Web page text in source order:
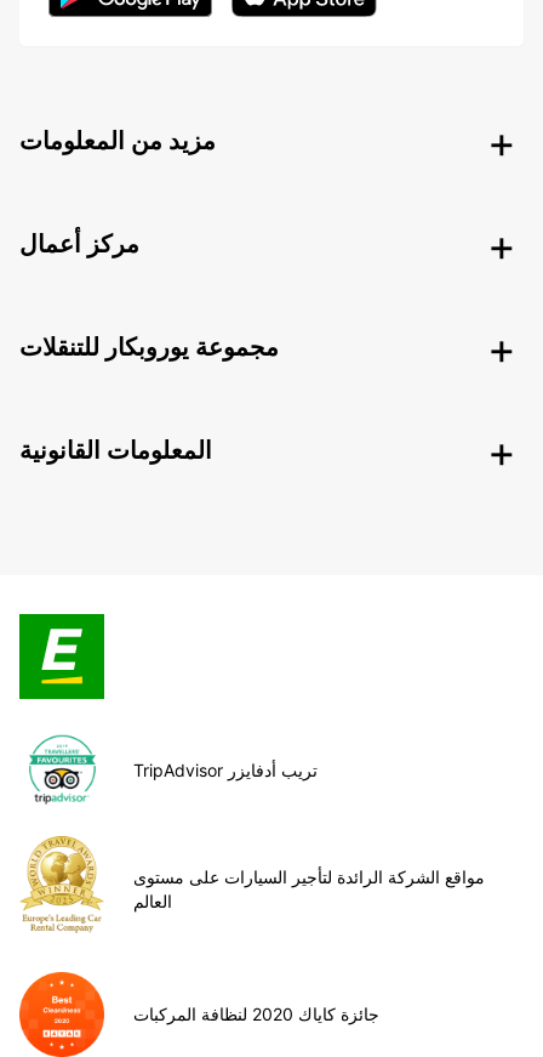
مزيد من المعلومات
مركز أعمال
مجموعة يوروبكار للتنقلات
المعلومات القانونية
TripAdvisor تريب أدفايزر
مواقع الشركة الرائدة لتأجير السيارات على مستوى
العالم
جائزة كاياك 2020 لنظافة المركبات